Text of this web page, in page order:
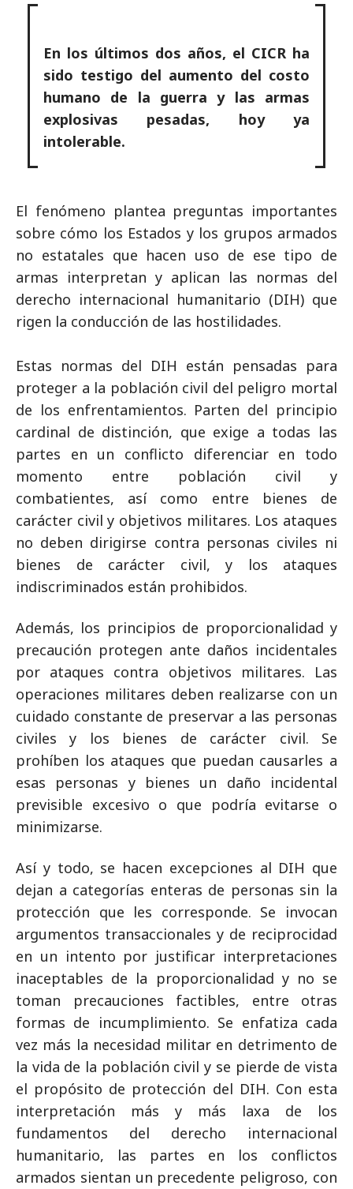
En los últimos dos años, el CICR ha
sido testigo del aumento del costo
humano de la guerra y las armas
explosivas pesadas, hoy ya
intolerable.
El fenómeno plantea preguntas importantes
sobre cómo los Estados y los grupos armados
no estatales que hacen uso de ese tipo de
armas interpretan y aplican las normas del
derecho internacional humanitario (DIH) que
rigen la conducción de las hostilidades.
Estas normas del DIH están pensadas para
proteger a la población civil del peligro mortal
de los enfrentamientos. Parten del principio
cardinal de distinción, que exige a todas las
partes en un conflicto diferenciar en todo
momento entre población civil y
combatientes, así como entre bienes de
carácter civil y objetivos militares. Los ataques
no deben dirigirse contra personas civiles ni
bienes de carácter civil, y los ataques
indiscriminados están prohibidos.
Además, los principios de proporcionalidad y
precaución protegen ante daños incidentales
por ataques contra objetivos militares. Las
operaciones militares deben realizarse con un
cuidado constante de preservar a las personas
civiles y los bienes de carácter civil. Se
prohíben los ataques que puedan causarles a
esas personas y bienes un daño incidental
previsible excesivo o que podría evitarse o
minimizarse.
Así y todo, se hacen excepciones al DIH que
dejan a categorías enteras de personas sin la
protección que les corresponde. Se invocan
argumentos transaccionales y de reciprocidad
en un intento por justificar interpretaciones
inaceptables de la proporcionalidad y no se
toman precauciones factibles, entre otras
formas de incumplimiento. Se enfatiza cada
vez más la necesidad militar en detrimento de
la vida de la población civil y se pierde de vista
el propósito de protección del DIH. Con esta
interpretación más y más laxa de los
fundamentos del derecho internacional
humanitario, las partes en los conflictos
armados sientan un precedente peligroso, con